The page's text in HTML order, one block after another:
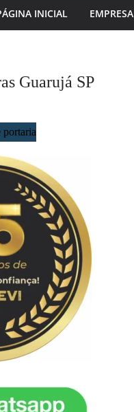
INICIAL EMPRESA
Guarujá SP